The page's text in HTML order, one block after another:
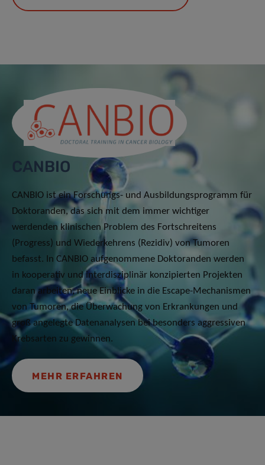
CANBIO
CANBIO ist ein Forschungs- und Ausbildungsprogramm für
Doktoranden, das sich mit dem immer wichtiger
werdenden klinischen Problem des Fortschreitens
(Progress) und Wiederkehrens (Rezidiv) von Tumoren
befasst. In CANBIO aufgenommene Doktoranden werden
in kooperativ und interdisziplinär konzipierten Projekten
daran arbeiten, neue Einblicke in die Escape-Mechanismen
von Tumoren, die Überwachung von Erkrankungen und
groß angelegte Datenanalysen bei besonders aggressiven
Krebsarten zu gewinnen.
MEHR ERFAHREN